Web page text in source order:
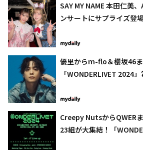
SAY MY NAME 本田仁美
ンサートにサプライズ登
優里からm-flo＆櫻坂46
「WONDERLIVET 2024
Creepy NutsからQWER
23組が大集結！「